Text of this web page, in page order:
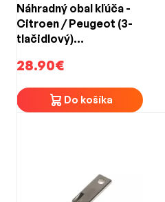
Náhradný obal kľúča -
Citroen / Peugeot (3-
tlačidlový)
planžeta HU83
28.90€
Do košíka